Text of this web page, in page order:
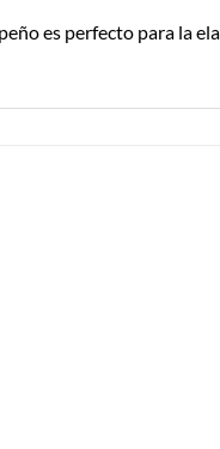
es perfecto para la